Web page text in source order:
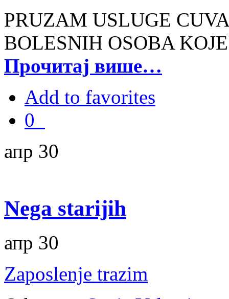
PRUZAM USLUGE
BOLESNIH OSOBA
Прочитај више…
Add to favorites
0
апр 30
Nega starijih
апр 30
Zaposlenje trazim